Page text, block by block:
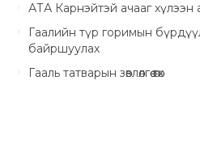
АТА Карнэйтэй ачааг хүлээн
Гаалийн түр горимын
байршуулах
Гааль татварын зөвлөлгөө өгөх